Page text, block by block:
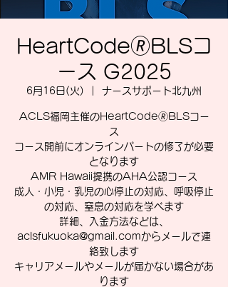
HeartCode🄬BLSコ
ース G2025
6月16日(火) ナースサポート北九州
ACLS福岡主催のHeartCode🄬BLSコー
ス
コース開前にオンラインパートの修了が必要
となります
AMR Hawaii提携のAHA公認コース
成人・小児・乳児の心停止の対応、呼吸停止
の対応、窒息の対応を学べます
詳細、入金方法などは、
aclsfukuoka@gmail.comからメールで連
絡致します
キャリアメールやメールが届かない場合があ
ります